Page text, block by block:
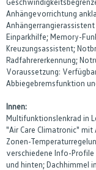
Anhängevorrichtung
Einparkhilfe; Memory-
Kreuzungsassistent;
Radfahrererkennung;
Voraussetzung:
Abbiegebremsfunktion
Innen:
Multifunktionslenkrad in
"Air Care Climatronic"
Zonen-
verschiedene Info-
und hinten; Dachhimmel